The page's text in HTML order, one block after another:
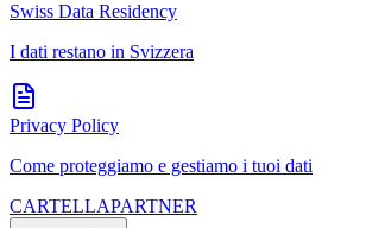
Swiss Data Residency
I dati restano in Svizzera
Privacy Policy
Come proteggiamo e gestiamo i tuoi dati
CARTELLAPARTNER